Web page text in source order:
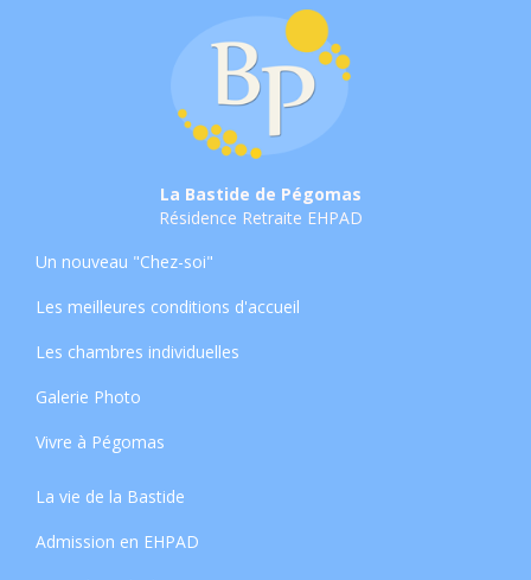
La Bastide de Pégomas
Résidence Retraite EHPAD
Un nouveau "Chez-soi"
Les meilleures conditions d'accueil
Les chambres individuelles
Galerie Photo
Vivre à Pégomas
La vie de la Bastide
Admission en EHPAD